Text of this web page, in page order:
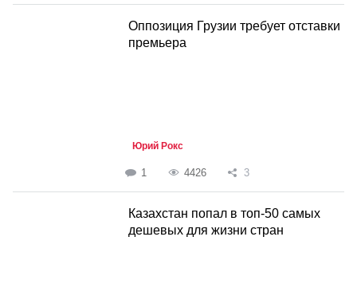
Оппозиция Грузии требует отставки
премьера
Юрий Рокс
1 4426 3
Казахстан попал в топ-50 самых
дешевых для жизни стран